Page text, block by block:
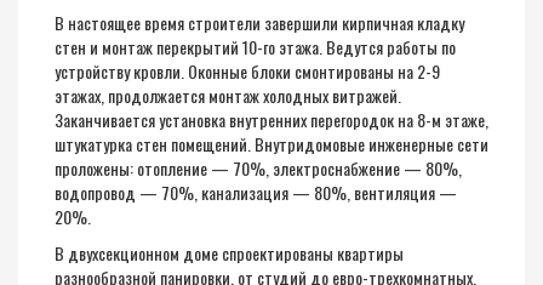
В настоящее время строители завершили кирпичная кладку
стен и монтаж перекрытий 10-го этажа. Ведутся работы по
устройству кровли. Оконные блоки смонтированы на 2-9
этажах, продолжается монтаж холодных витражей.
Заканчивается установка внутренних перегородок на 8-м этаже,
штукатурка стен помещений. Внутридомовые инженерные сети
проложены: отопление — 70%, электроснабжение — 80%,
водопровод — 70%, канализация — 80%, вентиляция —
20%.
В двухсекционном доме спроектированы квартиры
разнообразной панировки, от студий до евро-трехкомнатных.